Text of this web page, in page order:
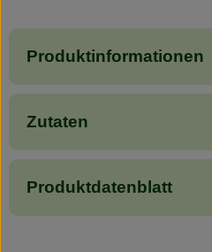
Produktinformationen
Zutaten
Produktdatenblatt